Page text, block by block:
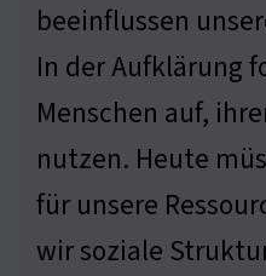
beeinflussen
In der Aufklärung
Menschen auf,
nutzen. Heute
für unsere
wir soziale